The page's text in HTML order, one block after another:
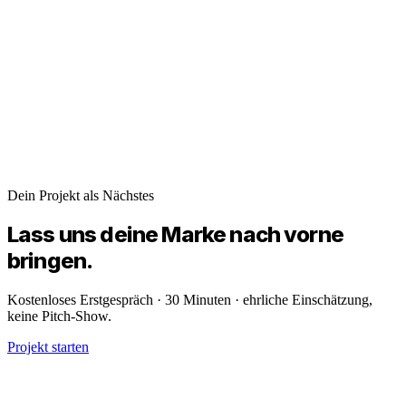
Dein Projekt als Nächstes
Lass uns deineMarkenach vorne
bringen.
Kostenloses Erstgespräch · 30 Minuten · ehrliche Einschätzung,
keine Pitch-Show.
Projekt starten